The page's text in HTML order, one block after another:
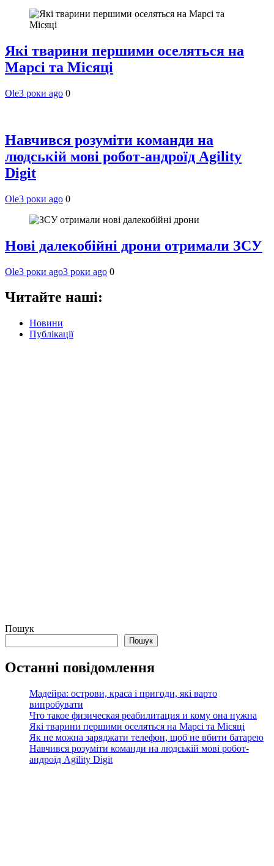
Які тварини першими оселяться на
Марсі та Місяці
Ole3 роки ago 0
Навчився розуміти команди на
людській мові робот-андроїд Agility
Digit
Ole3 роки ago 0
Нові далекобійні дрони отримали ЗСУ
Ole3 роки ago3 роки ago 0
Читайте наші:
Новини
Публікації
Пошук
Пошук
Останні повідомлення
Мадейра: острови, краса і пригоди, які варто
випробувати
Что такое физическая реабилитация и кому она нужна
Які тварини першими оселяться на Марсі та Місяці
Як не можна заряджати телефон, щоб не вбити батарею
Навчився розуміти команди на людській мові робот-
андроїд Agility Digit